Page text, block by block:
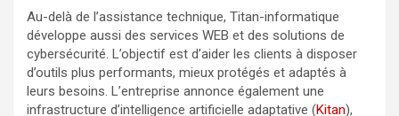
Au-delà de l’assistance technique, Titan-informatique
développe aussi des services WEB et des solutions de
cybersécurité. L’objectif est d’aider les clients à disposer
d’outils plus performants, mieux protégés et adaptés à
leurs besoins. L’entreprise annonce également une
infrastructure d’intelligence artificielle adaptative (Kitan),